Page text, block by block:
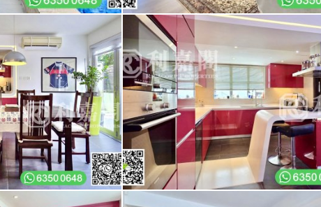
4房
售$15,000,000
九龍廣場
長沙灣 青山道485號
建築 3631呎@$4,682
實用 2542呎@$6,688